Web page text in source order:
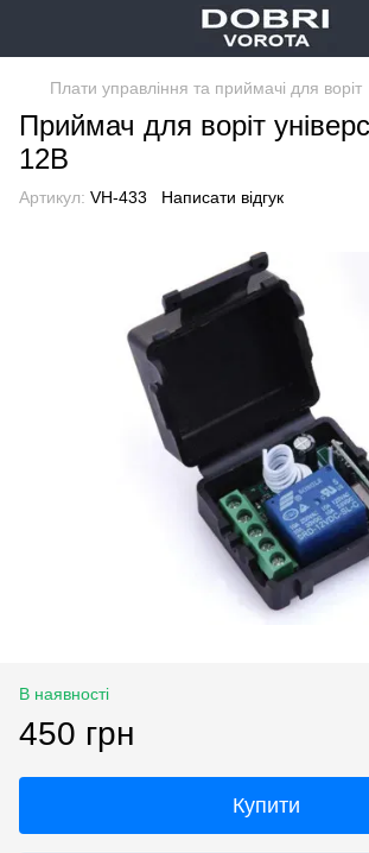
Плати управління та приймачі для воріт
Приймач для воріт
12В
Артикул: VH-433 Написати відгук
В наявності
450 грн
Купити